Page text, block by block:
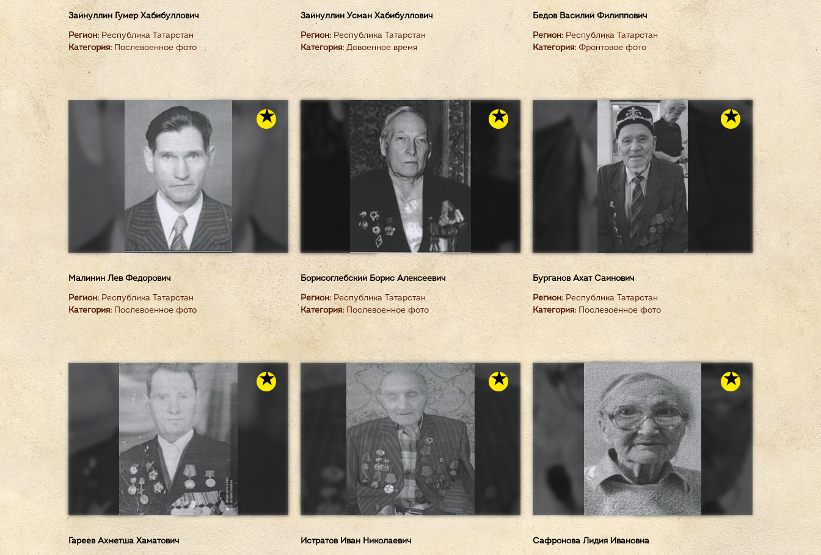
Зайнуллин Гумер Хабибуллович
Регион:Республика Татарстан
Категория: Послевоенное фото
Зайнуллин Усман Хабибуллович
Регион:Республика Татарстан
Категория:Довоенное время
Бедов Василий Филиппович
Регион:Республика Татарстан
Категория:Фронтовое фото
Малинин Лев Федорович
Регион:Республика Татарстан
Категория: Послевоенное фото
Борисоглебский Борис Алексеевич
Регион:Республика Татарстан
Категория:Послевоенное фото
Бурганов Ахат Саинович
Регион:Республика Татарстан
Категория:Послевоенное фото
Гареев Ахметша Хаматович Истратов Иван Николаевич Сафронова Лидия Ивановна